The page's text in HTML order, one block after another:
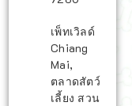
เพ็ทเวิลด์
Chiang
Mai,
ตลาดสัตว์
เลี้ยง สวน